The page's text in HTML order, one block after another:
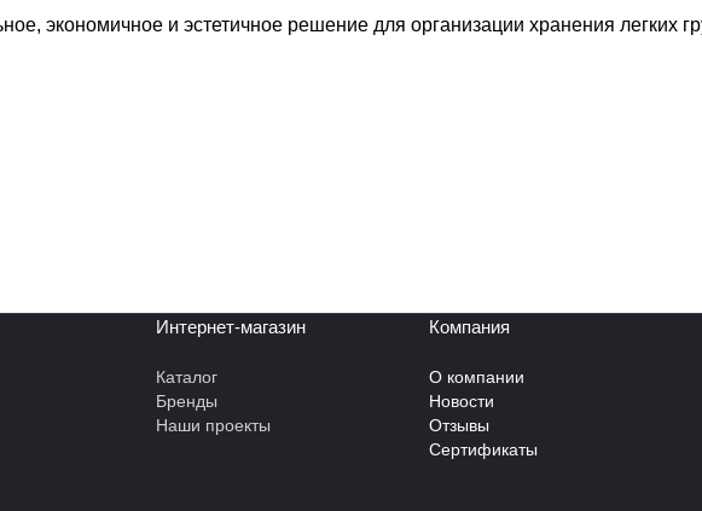
экономичное и эстетичное решение для организации хранения легких
Интернет-магазин
Каталог
Бренды
Наши проекты
Компания
О компании
Новости
Отзывы
Сертификаты